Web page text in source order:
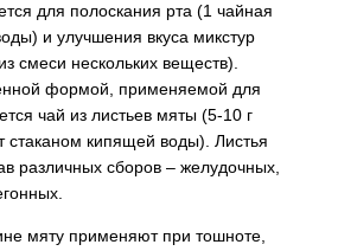
для полоскания рта (1 чайная
и улучшения вкуса микстур
смеси нескольких веществ).
формой, применяемой для
чай из листьев мяты (5-10 г
стаканом кипящей воды). Листья
различных сборов – желудочных,
мяту применяют при тошноте,